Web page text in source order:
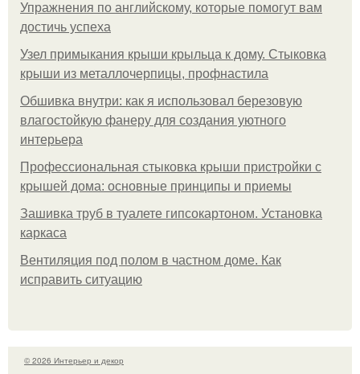
Упражнения по английскому, которые помогут вам
достичь успеха
Узел примыкания крыши крыльца к дому. Стыковка
крыши из металлочерпицы, профнастила
Обшивка внутри: как я использовал березовую
влагостойкую фанеру для создания уютного
интерьера
Профессиональная стыковка крыши пристройки с
крышей дома: основные принципы и приемы
Зашивка труб в туалете гипсокартоном. Установка
каркаса
Вентиляция под полом в частном доме. Как
исправить ситуацию
© 2026 Интерьер и декор